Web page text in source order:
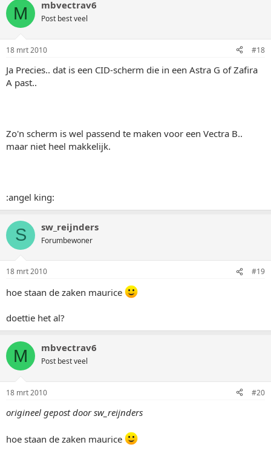
M mbvectrav6
Post best veel
18 mrt 2010 #18
Ja Precies.. dat is een CID-scherm die in een Astra G of Zafira
A past..
Zo'n scherm is wel passend te maken voor een Vectra B..
maar niet heel makkelijk.
:angel king:
S sw_reijnders
Forumbewoner
18 mrt 2010 #19
hoe staan de zaken maurice
doettie het al?
M mbvectrav6
Post best veel
18 mrt 2010 #20
origineel gepost door sw_reijnders
hoe staan de zaken maurice